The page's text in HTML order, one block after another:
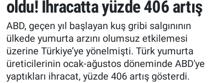
oldu! İhracatta yüzde 406 artış
ABD, geçen yıl başlayan kuş gribi salgınının
ülkede yumurta arzını olumsuz etkilemesi
üzerine Türkiye’ye yönelmişti. Türk yumurta
üreticilerinin ocak-ağustos döneminde ABD'ye
yaptıkları ihracat, yüzde 406 artış gösterdi.
Ekonomi
Trend
Özel Haberler
Spor
Ekonomi
Dünya
Tüm Manşetler
Son Dakika Haberleri
Haber Arşivi